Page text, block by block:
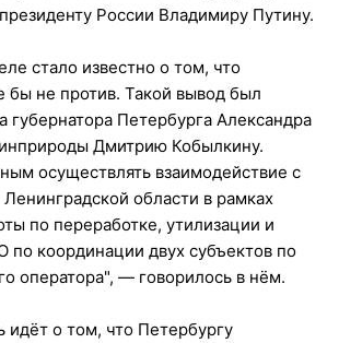
России Владимиру Путину.
стало известно о том, что
бы не против. Такой вывод был
губернатора Петербурга Александра
Дмитрию Кобылкину.
осуществлять взаимодействие с
области в рамках
по переработке, утилизации и
координации двух субъектов по
оператора", — говорилось в нём.
идёт о том, что Петербургу